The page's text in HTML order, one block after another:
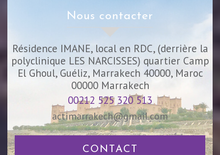
nous contacter
Résidence IMANE, local en RDC, (derrière la
polyclinique LES NARCISSES) quartier Camp
El Ghoul, Guéliz, Marrakech 40000, Maroc
00000 Marrakech
00212 525 320 513
actimarrakech@gmail.com
CONTACT